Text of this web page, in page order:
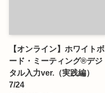
【オンライン】ホワイトボ
ード・ミーティング®デジ
タル入力ver.（実践編）
7/24